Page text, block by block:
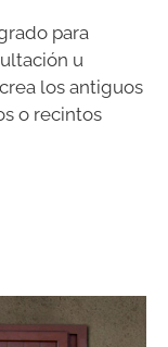
para
u
los antiguos
o recintos